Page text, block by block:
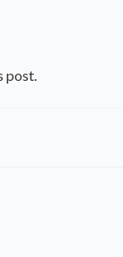
post.